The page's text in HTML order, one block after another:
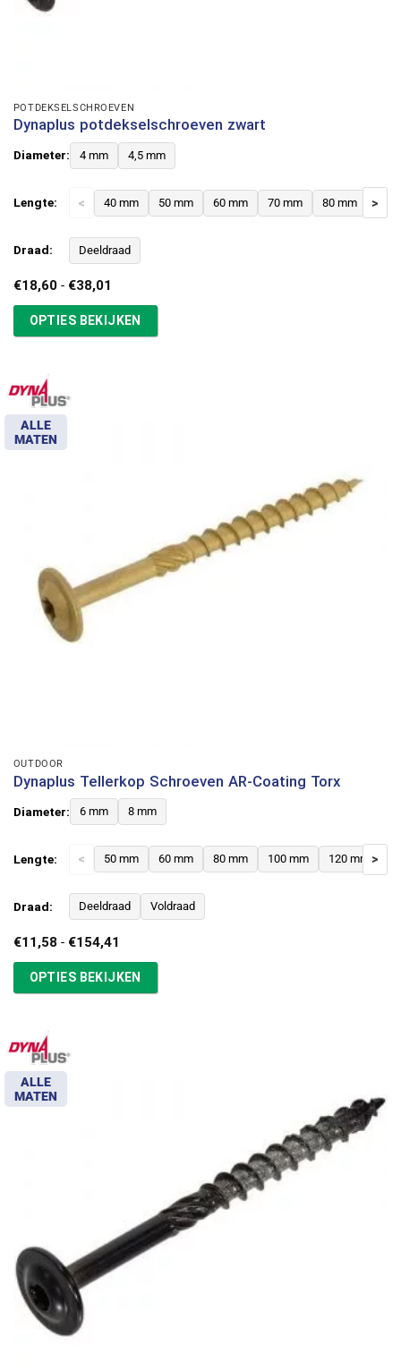
POTDEKSELSCHROEVEN
Dynaplus potdekselschroeven zwart
Diameter: 4 mm 4,5 mm
Lengte: < 40 mm 50 mm 60 mm 70 mm 80 mm >
Draad: Deeldraad
€18,60 - €38,01
tot
€38,01
OPTIES BEKIJKEN
ALLE
MATEN
OUTDOOR
Dynaplus Tellerkop Schroeven AR-Coating Torx
Diameter: 6 mm 8 mm
Lengte: < 50 mm 60 mm 80 mm 100 mm 120 mm >
Draad: Deeldraad Voldraad
€11,58 - €154,41
tot
€154,41
OPTIES BEKIJKEN
ALLE
MATEN